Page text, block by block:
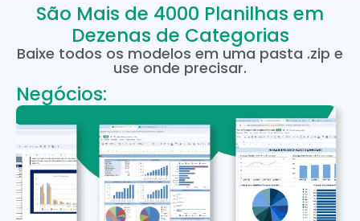
São Mais de 4000 Planilhas em
Dezenas de Categorias
Baixe todos os modelos em uma pasta .zip e
use onde precisar.
Negócios: